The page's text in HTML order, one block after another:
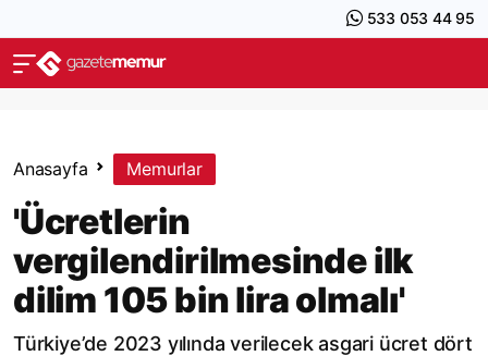
533 053 44 95
Anasayfa Memurlar
'Ücretlerin
vergilendirilmesinde ilk
dilim 105 bin lira olmalı'
Türkiye’de 2023 yılında verilecek asgari ücret dört